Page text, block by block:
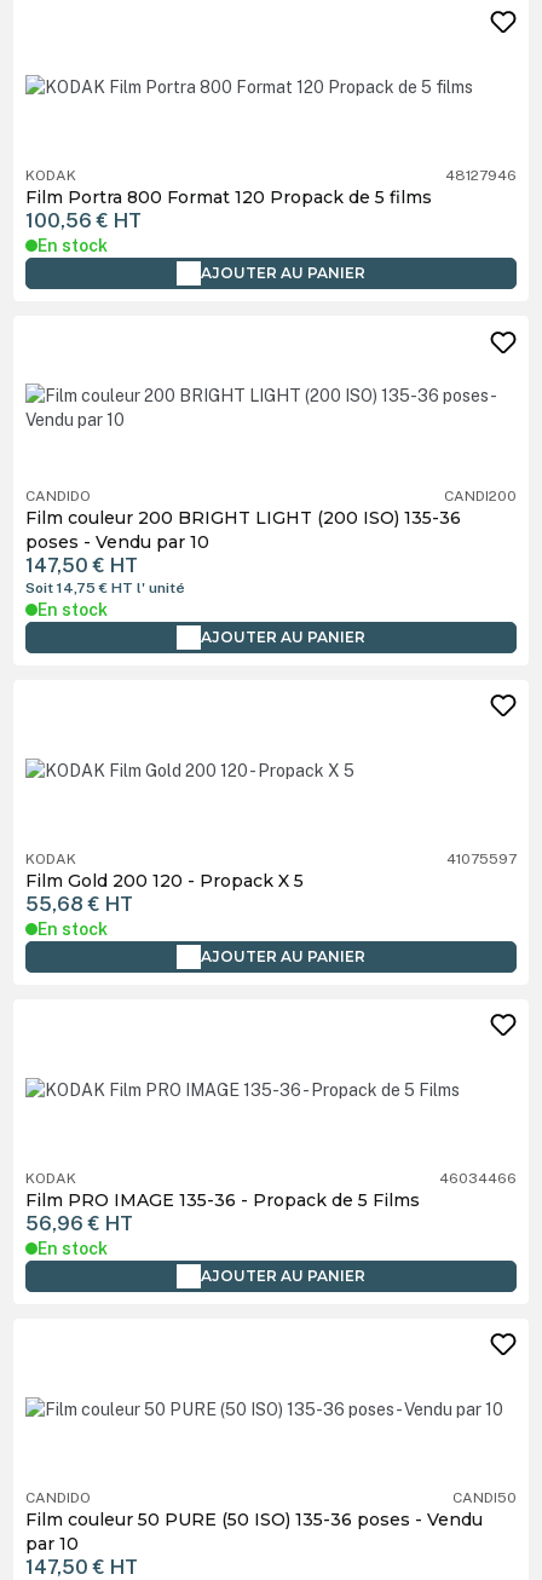
KODAK 48127946
Film Portra 800 Format 120 Propack de 5 films
100,56 € HT
En stock
AJOUTER AU PANIER
CANDIDO CANDI200
Film couleur 200 BRIGHT LIGHT (200 ISO) 135-36
poses - Vendu par 10
147,50 € HT
Soit 14,75 €HTl' unité
En stock
AJOUTER AU PANIER
KODAK 41075597
Film Gold 200 120 - Propack X 5
55,68 € HT
En stock
AJOUTER AU PANIER
KODAK 46034466
Film PRO IMAGE 135-36 - Propack de 5 Films
56,96 € HT
En stock
AJOUTER AU PANIER
CANDIDO CANDI50
Film couleur 50 PURE (50 ISO) 135-36 poses - Vendu
par 10
147,50 € HT